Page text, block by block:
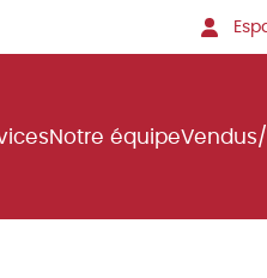
Notre équipe